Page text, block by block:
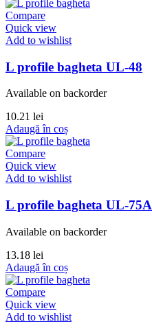
Compare
Quick view
Add to wishlist
L profile bagheta UL-48
Available on backorder
10.21 lei
Adaugă în coș
Compare
Quick view
Add to wishlist
L profile bagheta UL-75A
Available on backorder
13.18 lei
Adaugă în coș
Compare
Quick view
Add to wishlist